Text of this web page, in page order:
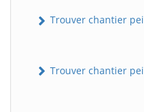
Trouver chantier
Trouver chantier